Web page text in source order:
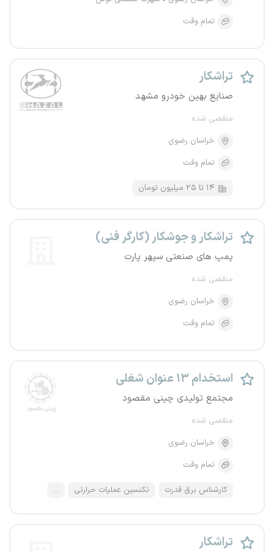
تمام وقت
تراشکار
صنایع بهین خودرو مشهد
منقضی شده
خراسان رضوی
تمام وقت
۱۴ تا ۲۵ میلیون تومان
تراشکار و جوشکار (کارگر فنی)
پمپ های صنعتی سپهر پارت
منقضی شده
خراسان رضوی
تمام وقت
استخدام ۱۳ عنوان شغلی
مجتمع تولیدی چینی مقصود
منقضی شده
خراسان رضوی
تمام وقت
کارشناس برق قدرت تکنسین عملیات حرارتی ...
تراشکار